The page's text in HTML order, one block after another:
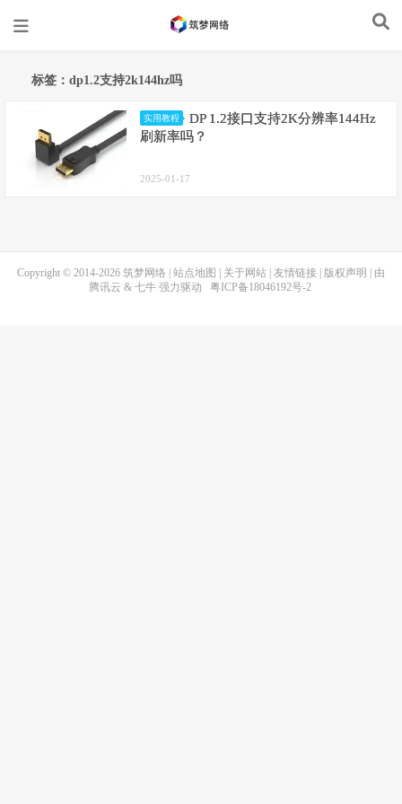
标签：dp1.2支持2k144hz吗
实用教程
DP 1.2接口支持2K分辨率144Hz
刷新率吗？
2025-01-17
Copyright © 2014-2026 筑梦网络 站点地图 关于网站 友情链接 版权声明
| 由
腾讯云 & 七牛强力驱动 粤ICP备18046192号-2